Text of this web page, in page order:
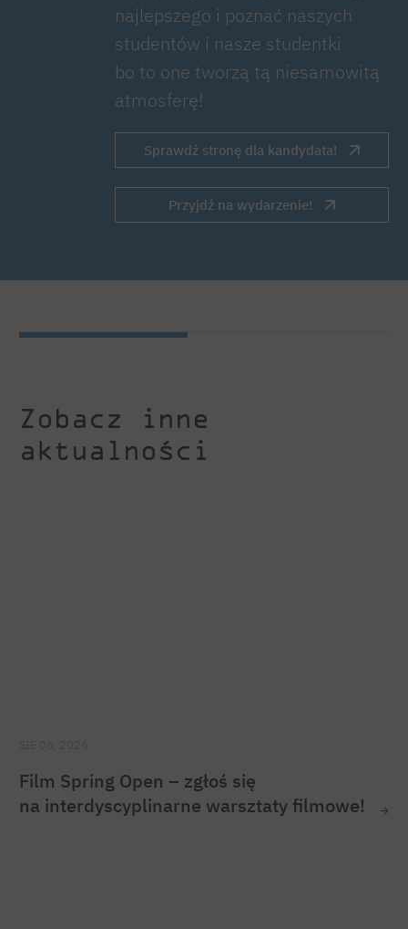
najlepszego i poznać naszych
studentów i nasze studentki
bo to one tworzą tą niesamowitą
atmosferę!
Sprawdź stronę dla kandydata!
Przyjdź na wydarzenie!
Zobacz inne
aktualności
Film Spring Open – zgłoś się
na interdyscyplinarne warsztaty filmowe!